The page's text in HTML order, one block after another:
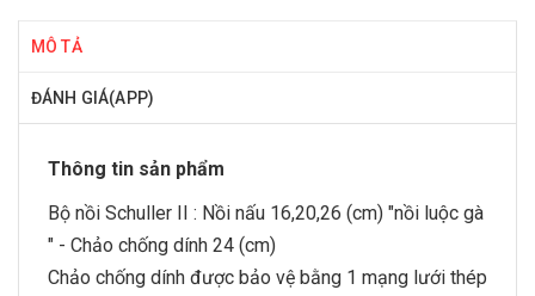
MÔ TẢ
ĐÁNH GIÁ(APP)
Thông tin sản phẩm
Bộ nồi Schuller II : Nồi nấu 16,20,26 (cm) "nồi luộc gà
" - Chảo chống dính 24 (cm)
Chảo chống dính được bảo vệ bằng 1 mạng lưới thép